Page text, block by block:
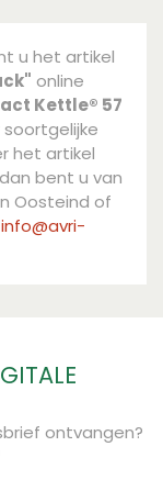
u het artikel
online
Kettle® 57
het artikel
dan bent u van
Oosteind of
info@avri-
ontvangen?